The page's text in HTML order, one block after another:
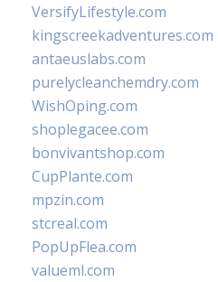
VersifyLifestyle.com
kingscreekadventures.com
antaeuslabs.com
purelycleanchemdry.com
WishOping.com
shoplegacee.com
bonvivantshop.com
CupPlante.com
mpzin.com
stcreal.com
PopUpFlea.com
valueml.com